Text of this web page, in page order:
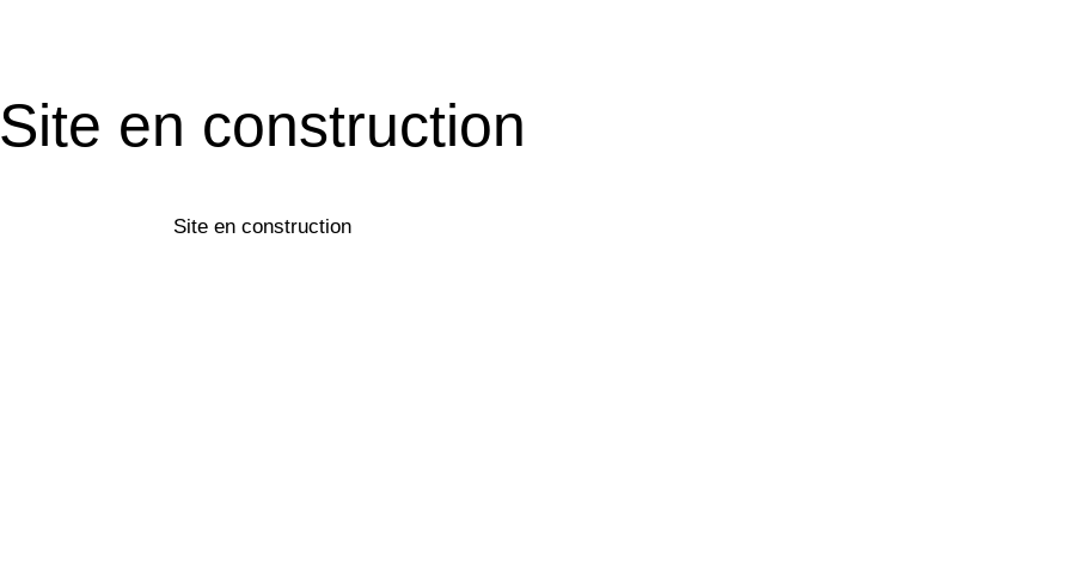
Site en construction
Site en construction